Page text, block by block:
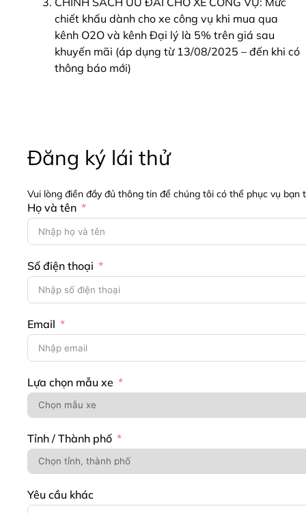
chiết khấu dành cho xe công vụ khi mua qua
kênh O2O và kênh Đại lý là 5% trên giá sau
khuyến mãi (áp dụng từ 13/08/2025 – đến khi có
thông báo mới)
Đăng ký lái thử
Vui lòng điền đầy đủ thông tin để chúng tôi có thể phục vụ bạn
Họ và tên
Số điện thoại
Email
Lựa chọn mẫu xe
Tỉnh / Thành phố
Yêu cầu khác